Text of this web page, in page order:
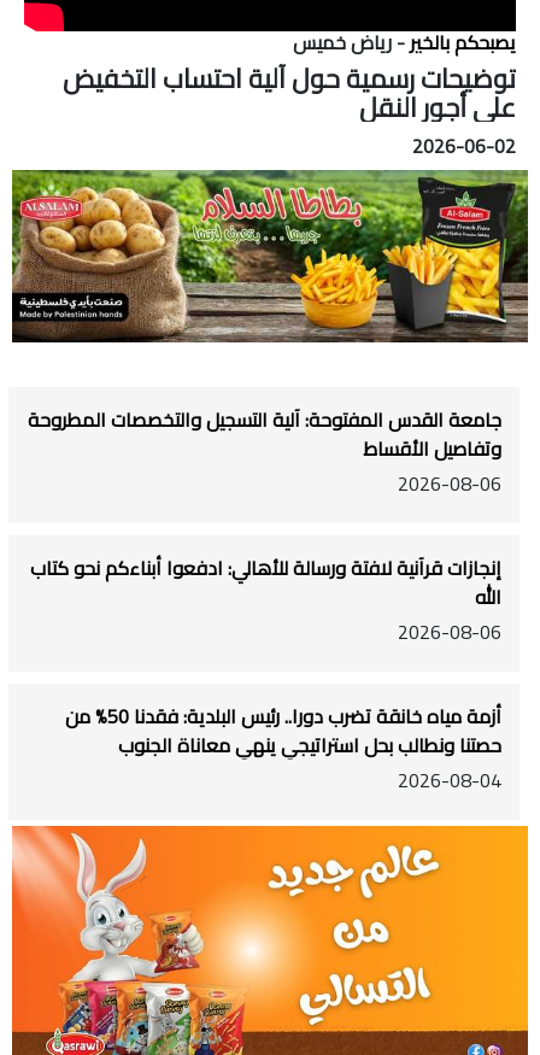
يصبحكم بالخير- رياض خميس
توضيحات رسمية حول آلية احتساب التخفيض
على أجور النقل
2026-06-02
جامعة القدس المفتوحة: آلية التسجيل والتخصصات المطروحة
وتفاصيل الأقساط
2026-08-06
إنجازات قرآنية لافتة ورسالة للأهالي: ادفعوا أبناءكم نحو كتاب
الله
2026-08-06
أزمة مياه خانقة تضرب دورا.. رئيس البلدية: فقدنا 50% من
حصتنا ونطالب بحل استراتيجي ينهي معاناة الجنوب
2026-08-04